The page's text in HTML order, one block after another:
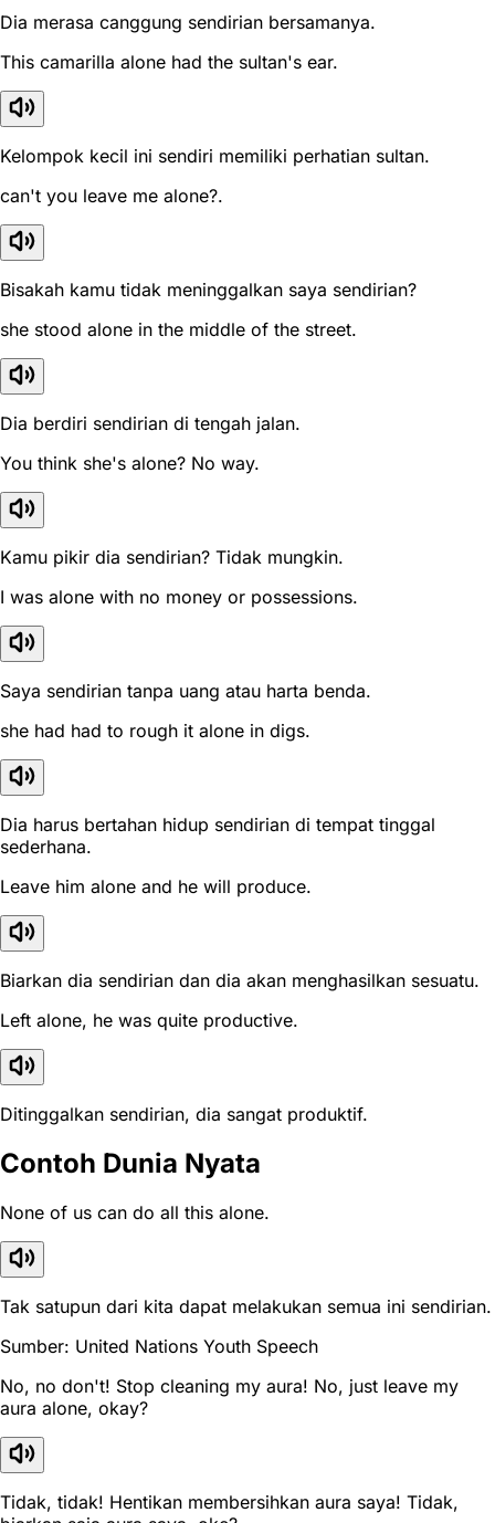
Dia merasa canggung sendirian bersamanya.
This camarilla alone had the sultan's ear.
Kelompok kecil ini sendiri memiliki perhatian sultan.
can't you leave me alone?.
Bisakah kamu tidak meninggalkan saya sendirian?
she stood alone in the middle of the street.
Dia berdiri sendirian di tengah jalan.
You think she's alone? No way.
Kamu pikir dia sendirian? Tidak mungkin.
I was alone with no money or possessions.
Saya sendirian tanpa uang atau harta benda.
she had had to rough it alone in digs.
Dia harus bertahan hidup sendirian di tempat tinggal
sederhana.
Leave him alone and he will produce.
Biarkan dia sendirian dan dia akan menghasilkan sesuatu.
Left alone, he was quite productive.
Ditinggalkan sendirian, dia sangat produktif.
Contoh Dunia Nyata
None of us can do all this alone.
Tak satupun dari kita dapat melakukan semua ini sendirian.
Sumber: United Nations Youth Speech
No, no don't! Stop cleaning my aura! No, just leave my
aura alone, okay?
Tidak, tidak! Hentikan membersihkan aura saya! Tidak,